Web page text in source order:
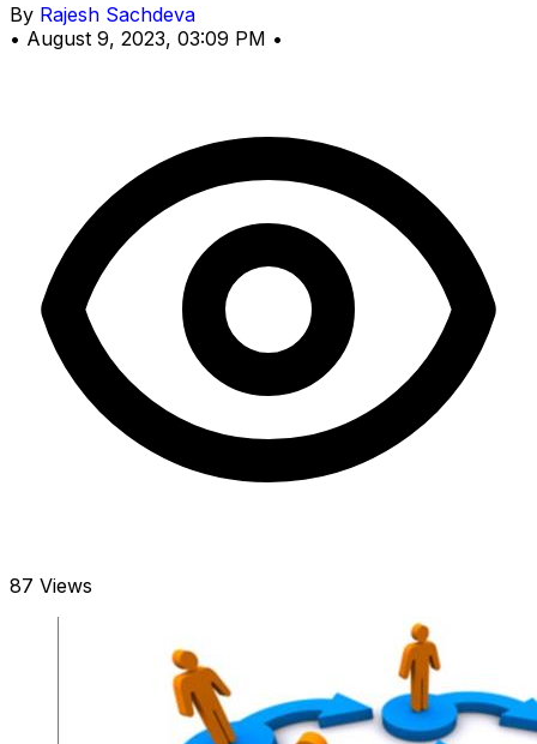
By Rajesh Sachdeva
• August 9, 2023, 03:09 PM •
87 Views